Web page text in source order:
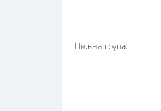
Циљна група: